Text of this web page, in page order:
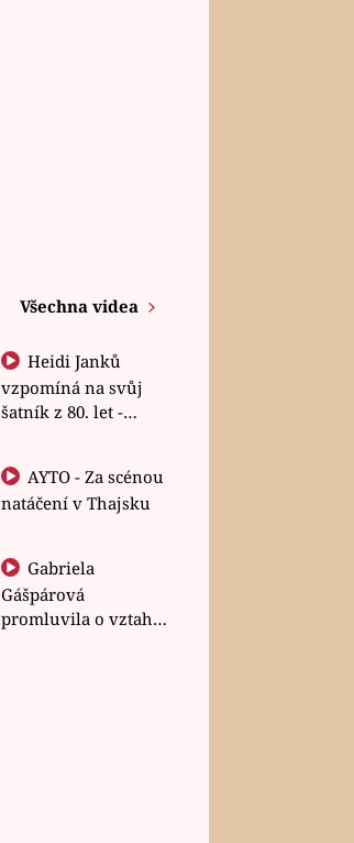
Všechna videa
Heidi Janků
vzpomíná na svůj
šatník z 80. let -
natáčení v Thajsku
Gabriela
Gášpárová
promluvila o vztahu